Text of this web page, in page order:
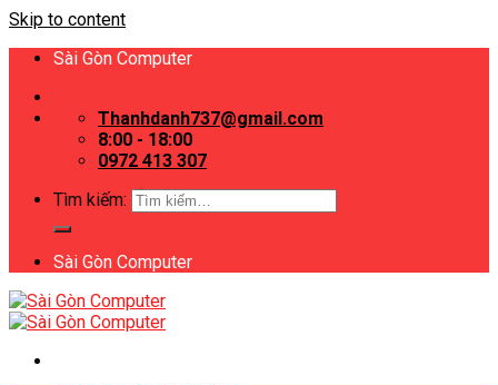
Skip to content
Sài Gòn Computer
Thanhdanh737@gmail.com
8:00 - 18:00
0972 413 307
Tìm kiếm:
Sài Gòn Computer